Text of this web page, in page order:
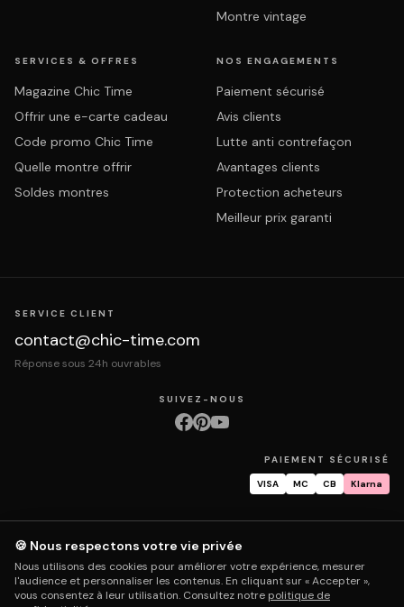
Montre vintage
SERVICES & OFFRES
Magazine Chic Time
Offrir une e-carte cadeau
Code promo Chic Time
Quelle montre offrir
Soldes montres
NOS ENGAGEMENTS
Paiement sécurisé
Avis clients
Lutte anti contrefaçon
Avantages clients
Protection acheteurs
Meilleur prix garanti
SERVICE CLIENT
contact@chic-time.com
Réponse sous 24h ouvrables
SUIVEZ-NOUS
PAIEMENT SÉCURISÉ
VISA MC CB Klarna
À proposContactMentions légales CGVProtection des données
Retours & échangesDroit de rétractationLivraisonSuivi commande
Garantie & réparationFAQMon compte
🍪 Nous respectons votre vie privée
Nous utilisons des cookies pour améliorer votre expérience, mesurer
l'audience et personnaliser les contenus. En cliquant sur « Accepter »,
vous consentez à leur utilisation. Consultez notre politique de